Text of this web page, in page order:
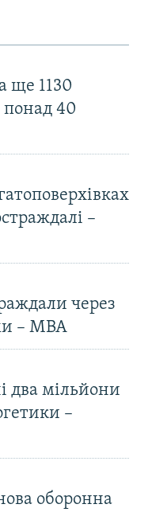
ще 1130
понад 40
–
через
– МВА
два мільйони
–
оборонна